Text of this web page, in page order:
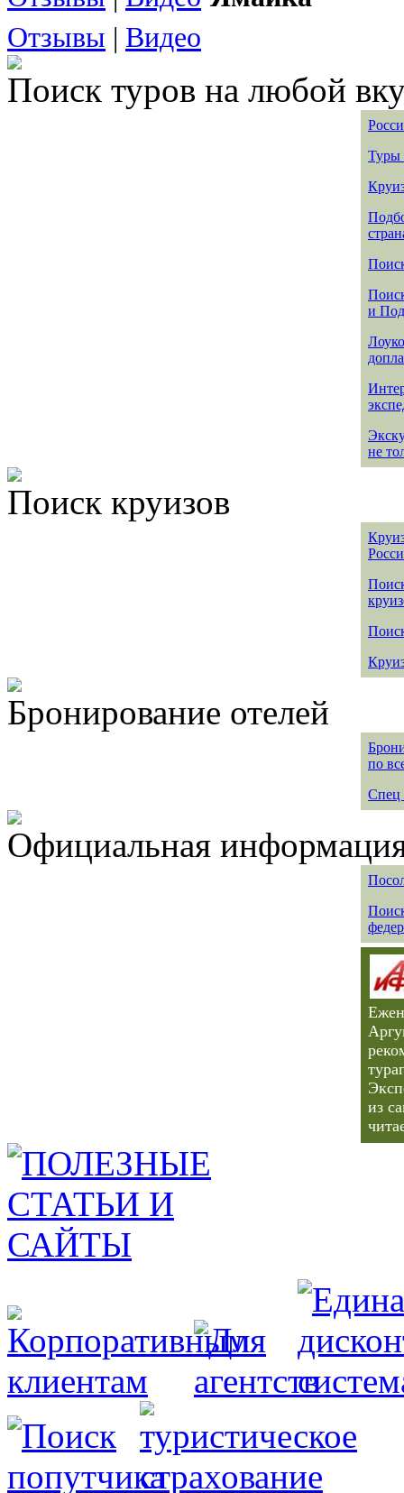
Отзывы | Видео
Поиск туров на любой
Туры
и
не
Поиск круизов
Бронирование отелей
по
Спец
Официальная
из